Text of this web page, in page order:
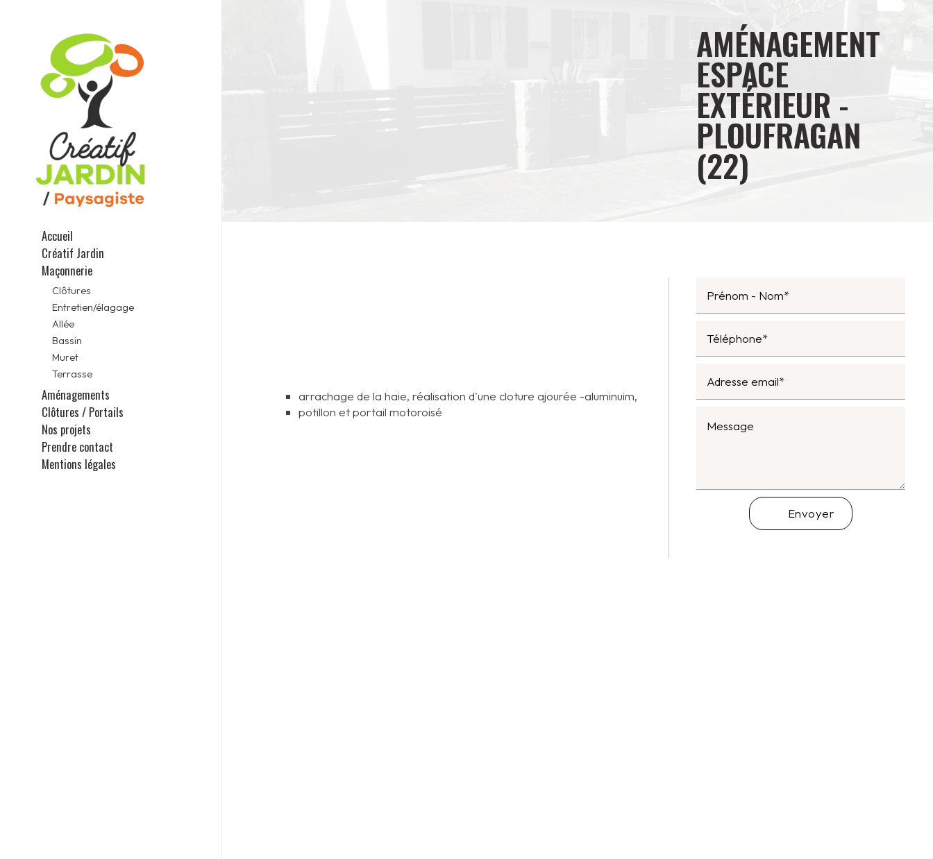
Accueil
Créatif Jardin
Maçonnerie
Clôtures
Entretien/élagage
Allée
Bassin
Muret
Terrasse
Aménagements
Clôtures / Portails
Nos projets
Prendre contact
Mentions légales
AMÉNAGEMENT
ESPACE
EXTÉRIEUR -
PLOUFRAGAN
(22)
arrachage de la haie, réalisation d'une cloture ajourée -aluminuim,
potillon et portail motoroisé
Envoyer